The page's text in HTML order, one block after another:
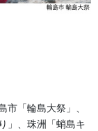
スチールス
サイズに心
な着脱の手
も瞬時に着
「輪島大祭」、
」、珠洲「蛸島キ